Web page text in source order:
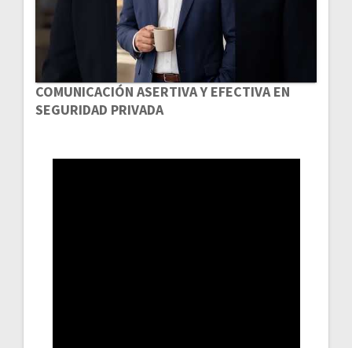
COMUNICACIÓN ASERTIVA Y EFECTIVA EN
SEGURIDAD PRIVADA